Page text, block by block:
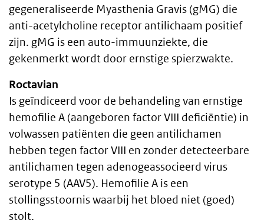
gegeneraliseerde Myasthenia Gravis (gMG) die
anti-acetylcholine receptor antilichaam positief
zijn. gMG is een auto-immuunziekte, die
gekenmerkt wordt door ernstige spierzwakte.
Roctavian
Is geïndiceerd voor de behandeling van ernstige
hemofilie A (aangeboren factor VIII deficiëntie) in
volwassen patiënten die geen antilichamen
hebben tegen factor VIII en zonder detecteerbare
antilichamen tegen adenogeassocieerd virus
serotype 5 (AAV5). Hemofilie A is een
stollingsstoornis waarbij het bloed niet (goed)
stolt.